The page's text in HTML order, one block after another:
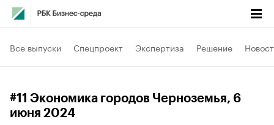
Все выпуски Спецпроект Экспертиза Решение
#11 Экономика городов Черноземья, 6
июня 2024